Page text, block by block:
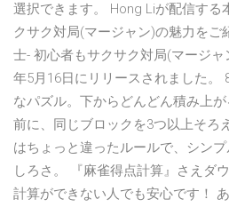
選択できます。 Hong Liが配信する
クサク対局(マージャン)の魅力をご
士- 初心者もサクサク対局(マージ
年5月16日にリリースされました。
なパズル。下からどんどん積み上
前に、同じブロックを3つ以上そろ
はちょっと違ったルールで、シン
しろさ。 『麻雀得点計算』さえダ
計算ができない人でも安心です！